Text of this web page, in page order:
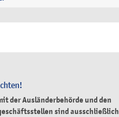
der Ausländerbehörde und den
sind ausschließlich